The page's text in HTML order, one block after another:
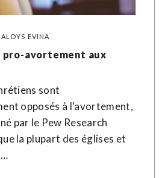
ALOYS EVINA
pro-avortement aux
sont
opposés à l'avortement,
par le Pew Research
la plupart des églises et